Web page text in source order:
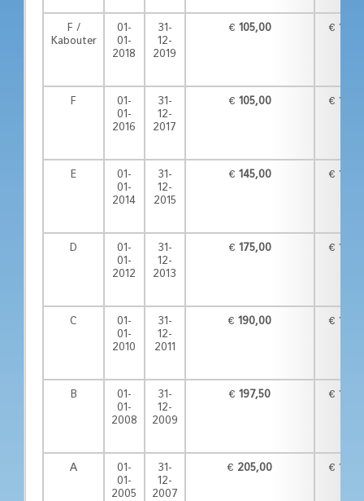
F /
Kabouter
01-
01-
2018
31-
12-
2019
€ 105,00 €
F
01-
01-
2016
31-
12-
2017
€ 105,00 €
E
01-
01-
2014
31-
12-
2015
€ 145,00 €
D
01-
01-
2012
31-
12-
2013
€ 175,00 €
C
01-
01-
2010
31-
12-
2011
€190,00 €
B
01-
01-
2008
31-
12-
2009
€197,50 €
A
01-
01-
2005
31-
12-
2007
€ 205,00 €